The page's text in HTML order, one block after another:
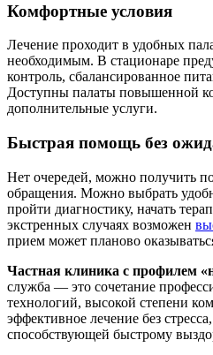
Комфортные условия
Лечение проходит в удобных
необходимым. В стационаре
контроль, сбалансированное
Доступны палаты повышенной
дополнительные услуги.
Быстрая помощь без
Нет очередей, можно получить
обращения. Можно выбрать
пройти диагностику, начать
экстренных случаях возможен
прием может планово
Частная клиника с профилем
служба — это сочетание
технологий, высокой степени
эффективное лечение без
способствующей быстрому